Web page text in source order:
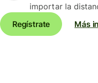
importar la
Regístrate
Más